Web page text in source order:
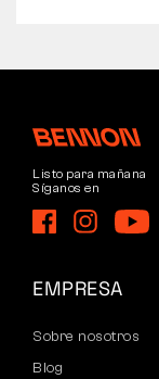
Listo para mañana
Síganos en
EMPRESA
Sobre nosotros
Blog